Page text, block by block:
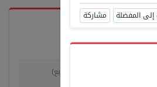
المنطقة (متر مربع)
المفضلة مشاركة